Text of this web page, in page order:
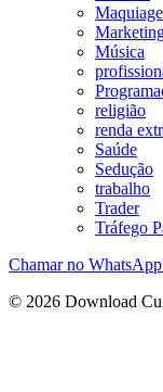
Música
religião
renda
Saúde
Sedução
trabalho
Trader
Tráfego
Chamar no
© 2026 Download